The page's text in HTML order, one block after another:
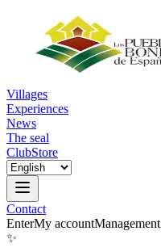
Villages
Experiences
News
The seal
ClubStore
Contact
EnterMy accountManagement
✨